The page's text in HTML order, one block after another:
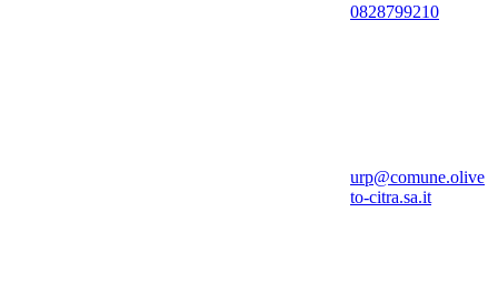
0828799210
urp@comune.olive
to-citra.sa.it